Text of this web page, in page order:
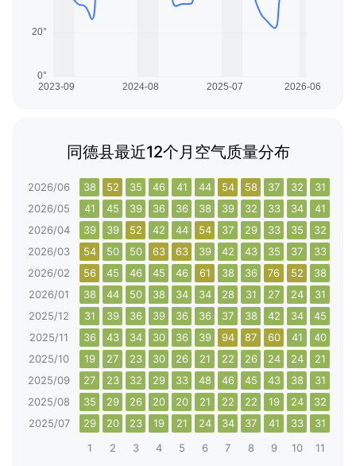
同德县最近12个月空气质量分布
2026/06 38 52 35 46 41 44 54 58 37 32 31
2026/05
41 45 39 36 36 38 39 32 33 34 41
2026/04
39 39 52 42 44 54 37 29 33 35 32
2026/03
54 50 50 63 63 39 42 43 35 37 33
2026/02
56 45 46 45 46 61 38 36 76 52 38
2026/01
38 44 50 38 34 34 28 31 27 24 31
2025/12
31 39 36 39 36 36 37 38 42 34 45
2025/11
36 43 34 30 36 39 94 87 60 41 40
2025/10
19 27 23 30 26 21 22 26 24 24 21
2025/09
27 23 32 29 33 48 46 45 43 38 31
2025/08
35 29 26 20 20 21 22 22 19 24 32
2025/07
29 20 23 19 21 24 34 37 41 33 31
1
2 3 4 5 6 7 8 9 10 11